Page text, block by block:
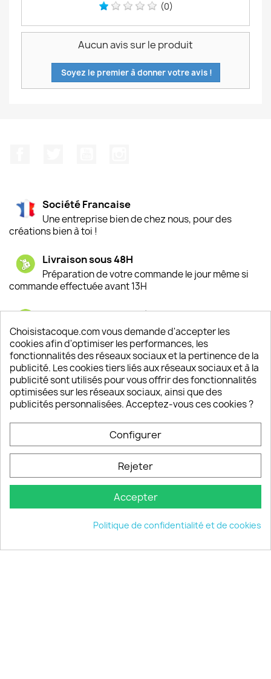
(0)
Aucun avis sur le produit
Soyez le premier à donner votre avis !
Société Francaise
Une entreprise bien de chez nous, pour des
créations bien à toi !
Livraison sous 48H
Préparation de votre commande le jour même si
commande effectuée avant 13H
Satisfaction de nos clients
Depuis 2009, entre 92% et 94% de nos clients
sont satisfaits de nos produits
Un SAV à votre écoute
Notre SAV est disponible 6/7J de 10h à 18H
keyboard_arrow_down
© 2026 - choisistacoque.com
Choisistacoque.com vous demande d'accepter les
cookies afin d'optimiser les performances, les
fonctionnalités des réseaux sociaux et la pertinence de la
publicité. Les cookies tiers liés aux réseaux sociaux et à la
publicité sont utilisés pour vous offrir des fonctionnalités
optimisées sur les réseaux sociaux, ainsi que des
publicités personnalisées. Acceptez-vous ces cookies ?
Configurer
Rejeter
Accepter
Politique de confidentialité et de cookies